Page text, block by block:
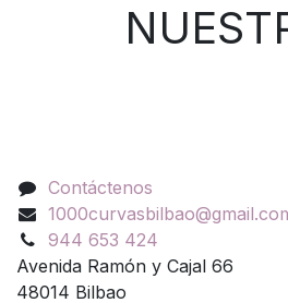
Contáctenos
944 653 424
Avenida Ramón y Cajal 66
48014 Bilbao